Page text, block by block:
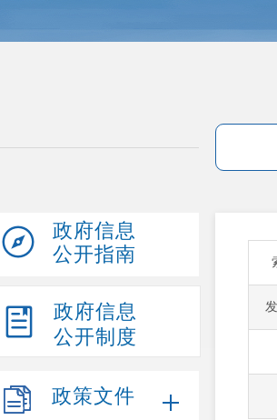
政府信息
公开指南
政府信息
公开制度
政策文件